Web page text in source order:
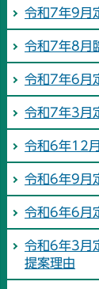
令和7年9月
令和7年8月
令和7年6月
令和7年3月
令和6年12
令和6年9月
令和6年6月
令和6年3月
提案理由